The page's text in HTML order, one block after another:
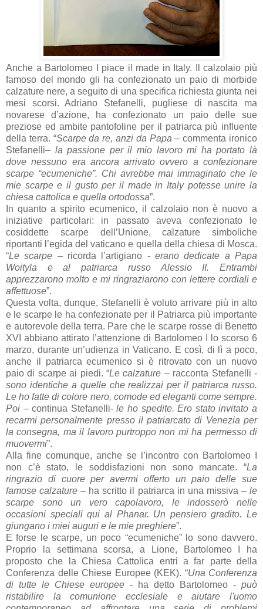
Anche a Bartolomeo I piace il made in Italy. Il calzolaio più
famoso del mondo gli ha confezionato un paio di morbide
calzature nere, a seguito di una specifica richiesta giunta nei
mesi scorsi. Adriano Stefanelli, pugliese di nascita ma
novarese d’azione, ha confezionato un paio delle sue
preziose ed ambite pantofoline per il patriarca più influente
della terra. “Scarpe da re, anzi da Papa – commenta ironico
Stefanelli– la passione per il mio lavoro mi ha portato là
dove nessuno era ancora arrivato ovvero a confezionare
scarpe “ecumeniche”. Chi avrebbe mai immaginato che le
mie scarpe e il gusto per il made in Italy potesse unire la
chiesa cattolica e quella ortodossa”.
In quanto a spirito ecumenico, il calzolaio non è nuovo a
iniziative particolari: in passato aveva confezionato le
cosiddette scarpe dell’Unione, calzature simboliche
riportanti l’egida del vaticano e quella della chiesa di Mosca.
“Le scarpe – ricorda l’artigiano -erano dedicate a Papa
Woityla e al patriarca russo Alessio II. Entrambi
apprezzarono molto e mi ringraziarono con lettere cordiali e
affettuose”.
Questa volta, dunque, Stefanelli è voluto arrivare più in alto
e le scarpe le ha confezionate per il Patriarca più importante
e autorevole della terra. Pare che le scarpe rosse di Benetto
XVI abbiano attirato l’attenzione di Bartolomeo I lo scorso 6
marzo, durante un’udienza in Vaticano. E così, di lì a poco,
anche il patriarca ecumenico si è ritrovato con un nuovo
paio di scarpe ai piedi. “Le calzature – racconta Stefanelli -
sono identiche a quelle che realizzai per il patriarca russo.
Le ho fatte di colore nero, comode ed eleganti come sempre.
Poi – continua Stefanelli-le ho spedite. Ero stato invitato a
recarmi personalmente presso il patriarcato di Venezia per
la consegna, ma il lavoro purtroppo non mi ha permesso di
muovermi”.
Alla fine comunque, anche se l’incontro con Bartolomeo I
non c’è stato, le soddisfazioni non sono mancate. “La
ringrazio di cuore per avermi offerto un paio delle sue
famose calzature – ha scritto il patriarca in una missiva –le
scarpe sono un vero capolavoro, le indosserò nelle
occasioni speciali qui al Phanar. Un pensiero gradito. Le
giungano i miei auguri e le mie preghiere”.
E forse le scarpe, un poco “ecumeniche” lo sono davvero.
Proprio la settimana scorsa, a Lione, Bartolomeo I ha
proposto che la Chiesa Cattolica entri a far parte della
Conferenza delle Chiese Europee (KEK). “Una Conferenza
di tutte le Chiese europee - ha detto Bartolomeo - può
ristabilire la comunione ecclesiale e aiutare l'uomo